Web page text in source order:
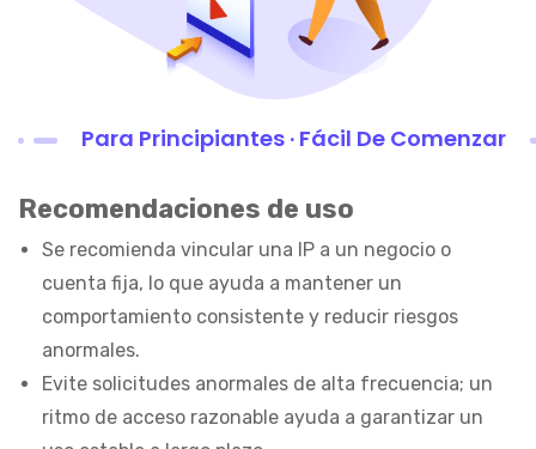
Para Principiantes · Fácil De Comenzar
Recomendaciones de uso
Se recomienda vincular una IP a un negocio o
cuenta fija, lo que ayuda a mantener un
comportamiento consistente y reducir riesgos
anormales.
Evite solicitudes anormales de alta frecuencia; un
ritmo de acceso razonable ayuda a garantizar un